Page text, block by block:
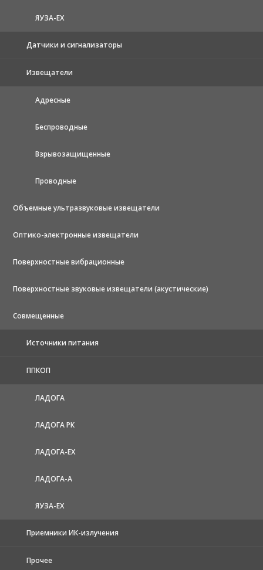
ЯУЗА-ЕХ
Датчики и сигнализаторы
Извещатели
Адресные
Беспроводные
Взрывозащищенные
Проводные
Объемные ультразвуковые извещатели
Оптико-электронные извещатели
Поверхностные вибрационные
Поверхностные звуковые извещатели (акустические)
Совмещенные
Источники питания
ППКОП
ЛАДОГА
ЛАДОГА РК
ЛАДОГА-EX
ЛАДОГА-А
ЯУЗА-ЕХ
Приемники ИК-излучения
Прочее